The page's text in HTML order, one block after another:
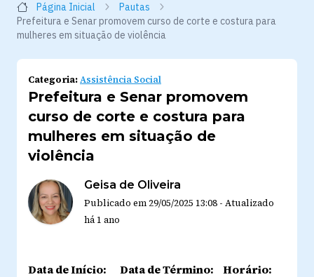
Página Inicial
Pautas
Prefeitura e Senar promovem curso de corte e costura para
mulheres em situação de violência
Categoria:Assistência Social
Prefeitura e Senar promovem
curso de corte e costura para
mulheres em situação de
violência
Geisa de Oliveira
Publicado em 29/05/2025 13:08 - Atualizado
há 1 ano
Data de Início:
Data de Término:
Horário: